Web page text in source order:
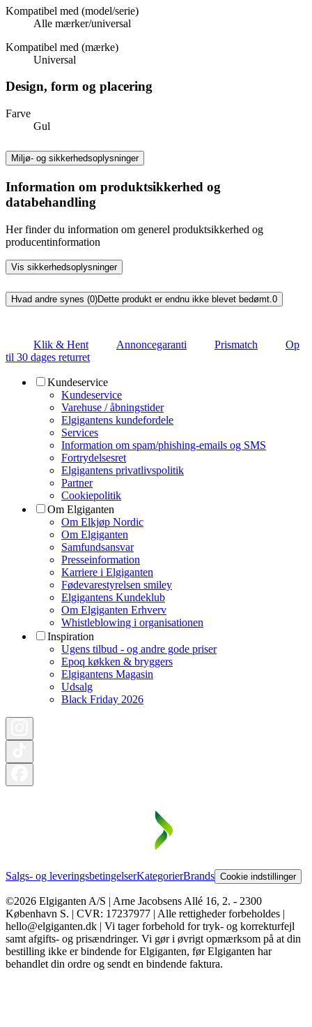
Kompatibel med (model/serie)
Alle mærker/universal
Kompatibel med (mærke)
Universal
Design, form og placering
Farve
Gul
Miljø- og sikkerhedsoplysninger
Information om produktsikkerhed og
databehandling
Her finder du information om generel produktsikkerhed og
producentinformation
Vis sikkerhedsoplysninger
Hvad andre synes (0)Dette produkt er endnu ikke blevet bedømt.0
Klik & Hent Annoncegaranti Prismatch
Op
til 30 dages returret
Kundeservice
Kundeservice
Varehuse / åbningstider
Elgigantens kundefordele
Services
Information om spam/phishing-emails og SMS
Fortrydelsesret
Elgigantens privatlivspolitik
Partner
Cookiepolitik
Om Elgiganten
Om Elkjøp Nordic
Om Elgiganten
Samfundsansvar
Presseinformation
Karriere i Elgiganten
Fødevarestyrelsen smiley
Elgigantens Kundeklub
Om Elgiganten Erhverv
Whistleblowing i organisationen
Inspiration
Ugens tilbud - og andre gode priser
Epoq køkken & bryggers
Elgigantens Magasin
Udsalg
Black Friday 2026
Salgs- og leveringsbetingelserKategorierBrands Cookie indstillinger
©2026 Elgiganten A/S | Arne Jacobsens Allé 16, 2. - 2300
København S. | CVR: 17237977 | Alle rettigheder forbeholdes |
hello@elgiganten.dk | Vi tager forbehold for tryk- og korrekturfejl
samt afgifts- og prisændringer. Vi gør i øvrigt opmærksom på at din
bestilling ikke er bindende for Elgiganten, før Elgiganten har
behandlet din ordre og sendt en bindende faktura.